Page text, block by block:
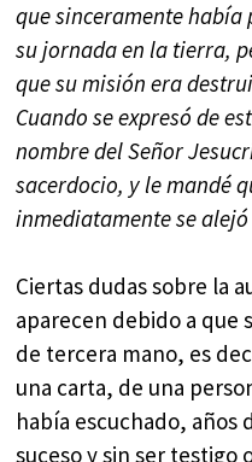
que sinceramente
su jornada en la tierra,
que su misión era
Cuando se expresó de
nombre del Señor
sacerdocio, y le mandé
inmediatamente se
Ciertas dudas sobre la
aparecen debido a que
de tercera mano, es
una carta, de una
había escuchado, años
suceso y sin ser testigo